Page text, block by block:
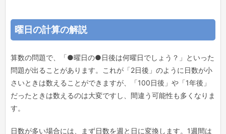
曜日の計算の解説
算数の問題で、「●曜日の●日後は何曜日でしょう？」といった
問題が出ることがあります。これが「2日後」のように日数が小
さいときは数えることができますが、「100日後」や「1年後」
だったときは数えるのは大変ですし、間違う可能性も多くなりま
す。
日数が多い場合には、まず日数を週と日に変換します。1週間は